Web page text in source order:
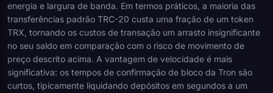
energia e largura de banda. Em termos práticos, a maioria das
transferências padrão TRC-20 custa uma fração de um token
TRX, tornando os custos de transação um arrasto insignificante
no seu saldo em comparação com o risco de movimento de
preço descrito acima. A vantagem de velocidade é mais
significativa: os tempos de confirmação de bloco da Tron são
curtos, tipicamente liquidando depósitos em segundos a um